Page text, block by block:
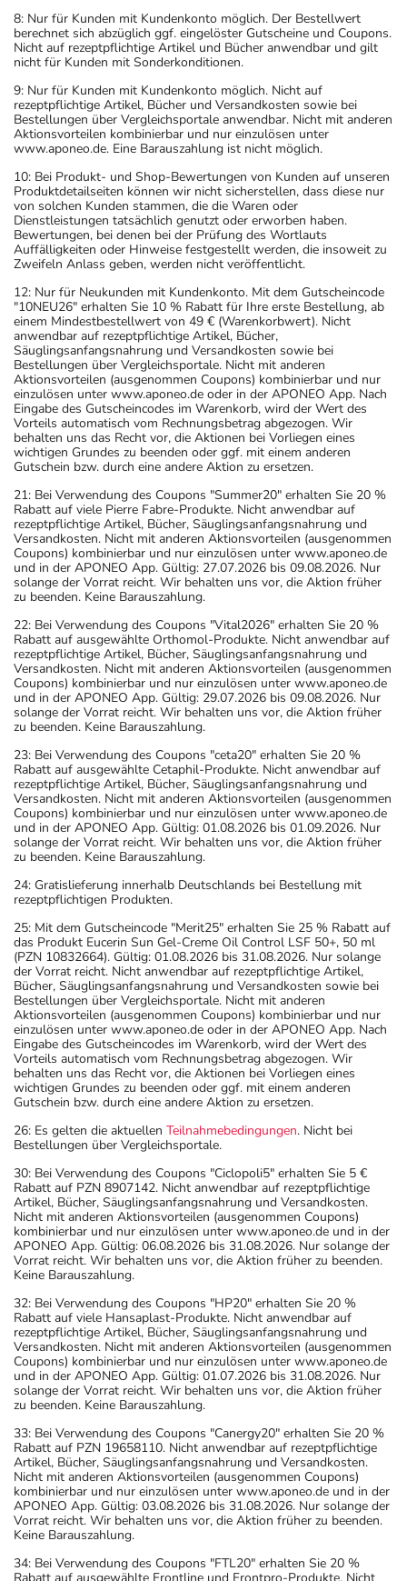
8: Nur für Kunden mit Kundenkonto möglich. Der Bestellwert
berechnet sich abzüglich ggf. eingelöster Gutscheine und Coupons.
Nicht auf rezeptpflichtige Artikel und Bücher anwendbar und gilt
nicht für Kunden mit Sonderkonditionen.
9: Nur für Kunden mit Kundenkonto möglich. Nicht auf
rezeptpflichtige Artikel, Bücher und Versandkosten sowie bei
Bestellungen über Vergleichsportale anwendbar. Nicht mit anderen
Aktionsvorteilen kombinierbar und nur einzulösen unter
www.aponeo.de. Eine Barauszahlung ist nicht möglich.
10: Bei Produkt- und Shop-Bewertungen von Kunden auf unseren
Produktdetailseiten können wir nicht sicherstellen, dass diese nur
von solchen Kunden stammen, die die Waren oder
Dienstleistungen tatsächlich genutzt oder erworben haben.
Bewertungen, bei denen bei der Prüfung des Wortlauts
Auffälligkeiten oder Hinweise festgestellt werden, die insoweit zu
Zweifeln Anlass geben, werden nicht veröffentlicht.
12: Nur für Neukunden mit Kundenkonto. Mit dem Gutscheincode
"10NEU26" erhalten Sie 10 % Rabatt für Ihre erste Bestellung, ab
einem Mindestbestellwert von 49 € (Warenkorbwert). Nicht
anwendbar auf rezeptpflichtige Artikel, Bücher,
Säuglingsanfangsnahrung und Versandkosten sowie bei
Bestellungen über Vergleichsportale. Nicht mit anderen
Aktionsvorteilen (ausgenommen Coupons) kombinierbar und nur
einzulösen unter www.aponeo.de oder in der APONEO App. Nach
Eingabe des Gutscheincodes im Warenkorb, wird der Wert des
Vorteils automatisch vom Rechnungsbetrag abgezogen. Wir
behalten uns das Recht vor, die Aktionen bei Vorliegen eines
wichtigen Grundes zu beenden oder ggf. mit einem anderen
Gutschein bzw. durch eine andere Aktion zu ersetzen.
21: Bei Verwendung des Coupons "Summer20" erhalten Sie 20 %
Rabatt auf viele Pierre Fabre-Produkte. Nicht anwendbar auf
rezeptpflichtige Artikel, Bücher, Säuglingsanfangsnahrung und
Versandkosten. Nicht mit anderen Aktionsvorteilen (ausgenommen
Coupons) kombinierbar und nur einzulösen unter www.aponeo.de
und in der APONEO App. Gültig: 27.07.2026 bis 09.08.2026. Nur
solange der Vorrat reicht. Wir behalten uns vor, die Aktion früher
zu beenden. Keine Barauszahlung.
22: Bei Verwendung des Coupons "Vital2026" erhalten Sie 20 %
Rabatt auf ausgewählte Orthomol-Produkte. Nicht anwendbar auf
rezeptpflichtige Artikel, Bücher, Säuglingsanfangsnahrung und
Versandkosten. Nicht mit anderen Aktionsvorteilen (ausgenommen
Coupons) kombinierbar und nur einzulösen unter www.aponeo.de
und in der APONEO App. Gültig: 29.07.2026 bis 09.08.2026. Nur
solange der Vorrat reicht. Wir behalten uns vor, die Aktion früher
zu beenden. Keine Barauszahlung.
23: Bei Verwendung des Coupons "ceta20" erhalten Sie 20 %
Rabatt auf ausgewählte Cetaphil-Produkte. Nicht anwendbar auf
rezeptpflichtige Artikel, Bücher, Säuglingsanfangsnahrung und
Versandkosten. Nicht mit anderen Aktionsvorteilen (ausgenommen
Coupons) kombinierbar und nur einzulösen unter www.aponeo.de
und in der APONEO App. Gültig: 01.08.2026 bis 01.09.2026. Nur
solange der Vorrat reicht. Wir behalten uns vor, die Aktion früher
zu beenden. Keine Barauszahlung.
24: Gratislieferung innerhalb Deutschlands bei Bestellung mit
rezeptpflichtigen Produkten.
25: Mit dem Gutscheincode "Merit25" erhalten Sie 25 % Rabatt auf
das Produkt Eucerin Sun Gel-Creme Oil Control LSF 50+, 50 ml
(PZN 10832664). Gültig: 01.08.2026 bis 31.08.2026. Nur solange
der Vorrat reicht. Nicht anwendbar auf rezeptpflichtige Artikel,
Bücher, Säuglingsanfangsnahrung und Versandkosten sowie bei
Bestellungen über Vergleichsportale. Nicht mit anderen
Aktionsvorteilen (ausgenommen Coupons) kombinierbar und nur
einzulösen unter www.aponeo.de oder in der APONEO App. Nach
Eingabe des Gutscheincodes im Warenkorb, wird der Wert des
Vorteils automatisch vom Rechnungsbetrag abgezogen. Wir
behalten uns das Recht vor, die Aktionen bei Vorliegen eines
wichtigen Grundes zu beenden oder ggf. mit einem anderen
Gutschein bzw. durch eine andere Aktion zu ersetzen.
26: Es gelten die aktuellen Teilnahmebedingungen. Nicht bei
Bestellungen über Vergleichsportale.
30: Bei Verwendung des Coupons "Ciclopoli5" erhalten Sie 5 €
Rabatt auf PZN 8907142. Nicht anwendbar auf rezeptpflichtige
Artikel, Bücher, Säuglingsanfangsnahrung und Versandkosten.
Nicht mit anderen Aktionsvorteilen (ausgenommen Coupons)
kombinierbar und nur einzulösen unter www.aponeo.de und in der
APONEO App. Gültig: 06.08.2026 bis 31.08.2026. Nur solange der
Vorrat reicht. Wir behalten uns vor, die Aktion früher zu beenden.
Keine Barauszahlung.
32: Bei Verwendung des Coupons "HP20" erhalten Sie 20 %
Rabatt auf viele Hansaplast-Produkte. Nicht anwendbar auf
rezeptpflichtige Artikel, Bücher, Säuglingsanfangsnahrung und
Versandkosten. Nicht mit anderen Aktionsvorteilen (ausgenommen
Coupons) kombinierbar und nur einzulösen unter www.aponeo.de
und in der APONEO App. Gültig: 01.07.2026 bis 31.08.2026. Nur
solange der Vorrat reicht. Wir behalten uns vor, die Aktion früher
zu beenden. Keine Barauszahlung.
33: Bei Verwendung des Coupons "Canergy20" erhalten Sie 20 %
Rabatt auf PZN 19658110. Nicht anwendbar auf rezeptpflichtige
Artikel, Bücher, Säuglingsanfangsnahrung und Versandkosten.
Nicht mit anderen Aktionsvorteilen (ausgenommen Coupons)
kombinierbar und nur einzulösen unter www.aponeo.de und in der
APONEO App. Gültig: 03.08.2026 bis 31.08.2026. Nur solange der
Vorrat reicht. Wir behalten uns vor, die Aktion früher zu beenden.
Keine Barauszahlung.
34: Bei Verwendung des Coupons "FTL20" erhalten Sie 20 %